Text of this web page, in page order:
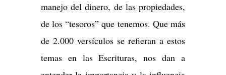
manejo del dinero, de las propiedades,
de los “tesoros” que tenemos. Que más
de 2.000 versículos se refieran a estos
temas en las Escrituras, nos dan a